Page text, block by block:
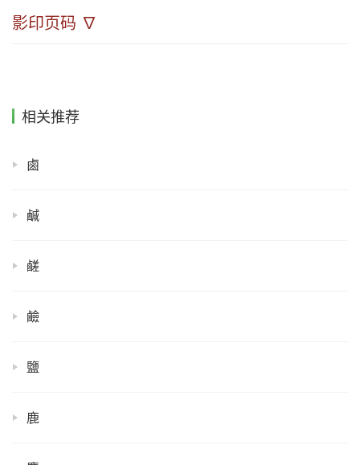
影印页码 ∇
相关推荐
鹵
鹹
鹺
鹼
鹽
鹿